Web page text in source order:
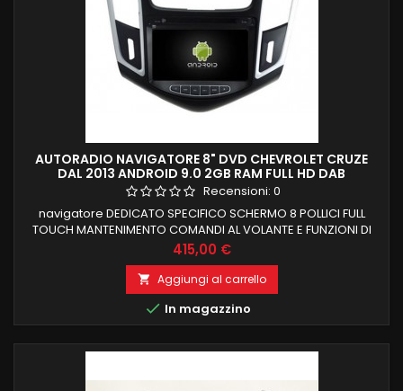
AUTORADIO NAVIGATORE 8" DVD CHEVROLET CRUZE
DAL 2013 ANDROID 9.0 2GB RAM FULL HD DAB
Recensioni: 0
navigatore DEDICATO SPECIFICO SCHERMO 8 POLLICI FULL
TOUCH MANTENIMENTO COMANDI AL VOLANTE E FUNZIONI DI
BORDO CHEVROLET CRUZE DAL 2013 PROCESSORE QUADCORE
2 GB RAM 32 GB ROM ANDROID 9.0 FUNZIONE MIRRORLINK
COMPATIBILE MODULO DAB+WIFI INTEGRATO BLUETOOTH
INTEGRATO ingresso camera e aux
Prezzo
415,00 €
 Aggiungi al carrello
 In magazzino